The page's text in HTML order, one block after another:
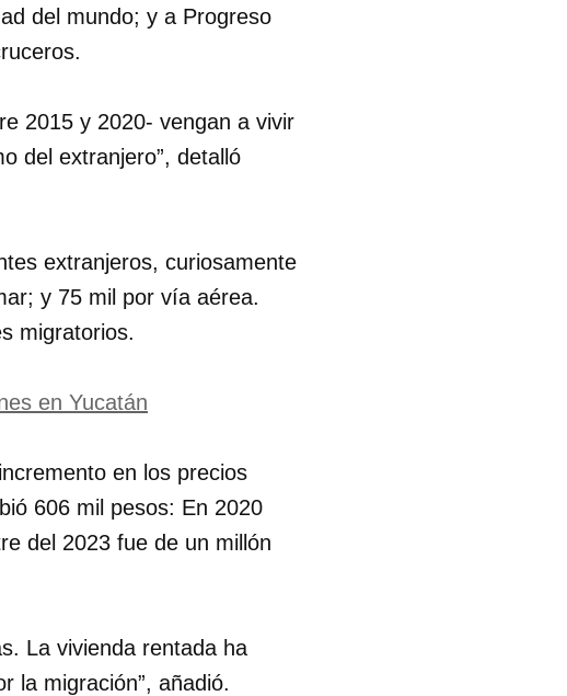
del mundo; y a Progreso
2015 y 2020- vengan a vivir
del extranjero”, detalló
extranjeros, curiosamente
y 75 mil por vía aérea.
migratorios.
en Yucatán
en los precios
606 mil pesos: En 2020
del 2023 fue de un millón
La vivienda rentada ha
la migración”, añadió.